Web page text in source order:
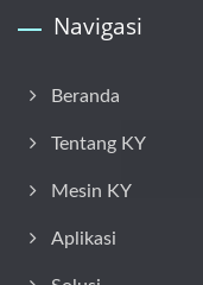
Navigasi
Beranda
Tentang KY
Mesin KY
Aplikasi